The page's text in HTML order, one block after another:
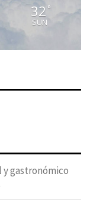
32 °
SUN
y gastronómico